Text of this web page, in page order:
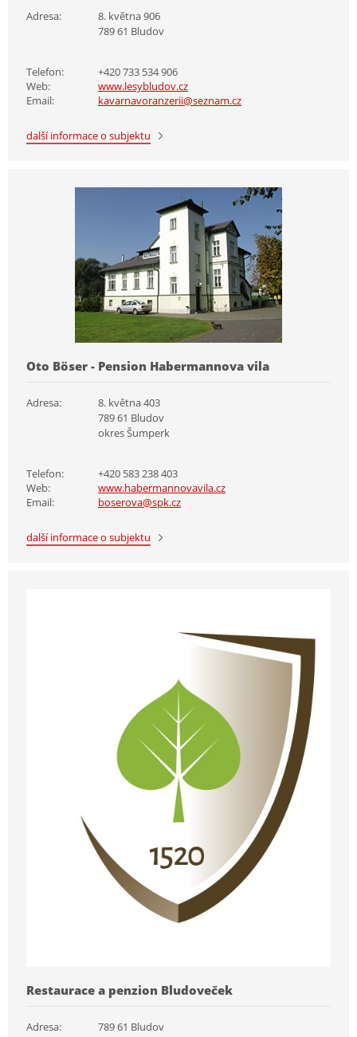
Adresa:
8. května 906
789 61 Bludov
Telefon:
+420 733 534 906
Web:
www.lesybludov.cz
Email:
kavarnavoranzerii@seznam.cz
další informace o subjektu
Oto Böser - Pension Habermannova vila
Adresa:
8. května 403
789 61 Bludov
okres Šumperk
Telefon:
+420 583 238 403
Web:
www.habermannovavila.cz
Email:
boserova@spk.cz
další informace o subjektu
Restaurace a penzion Bludoveček
Adresa: 789 61 Bludov